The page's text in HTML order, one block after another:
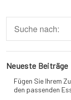
Neueste Beiträge
Fügen Sie Ihrem
den passenden